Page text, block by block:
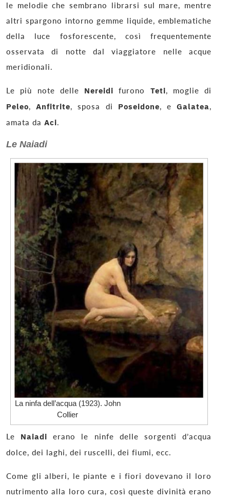
le melodie che sembrano librarsi sul mare, mentre
altri spargono intorno gemme liquide, emblematiche
della luce fosforescente, così frequentemente
osservata di notte dal viaggiatore nelle acque
meridionali.
Le più note delle Nereidi furono Teti, moglie di
Peleo,Anfitrite, sposa di Poseidone, eGalatea,
amata da Aci.
Le Naiadi
La ninfa dell’acqua (1923). John
Collier
Le Naiadi erano le ninfe delle sorgenti d’acqua
dolce, dei laghi, dei ruscelli, dei fiumi, ecc.
Come gli alberi, le piante e i fiori dovevano il loro
nutrimento alla loro cura, così queste divinità erano